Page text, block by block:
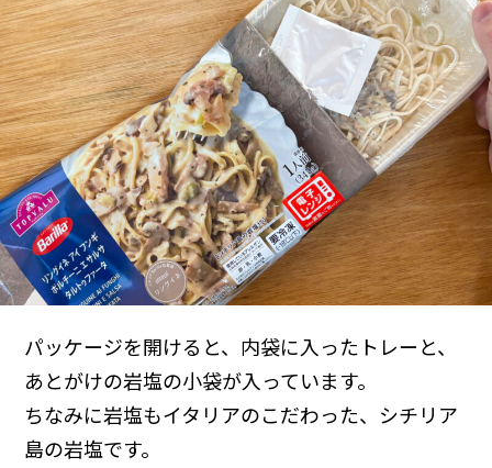
パッケージを開けると、内袋に入ったトレーと、
あとがけの岩塩の小袋が入っています。
ちなみに岩塩もイタリアのこだわった、シチリア
島の岩塩です。